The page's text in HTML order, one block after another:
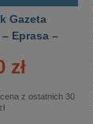
Gazeta
Eprasa –
zł
z ostatnich 30